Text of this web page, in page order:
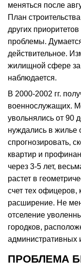
меняться после
План
других
проблемы.
действительное.
жилищной сфере за
наблюдается.
В 2000-2002 гг.
военнослужащих.
увольнялись от 90
нуждались в жилье
спрогнозировать,
квартир и
через 3-5 лет,
растет в
счет тех офицеров,
расширение. Не
отселение
городков,
административных
ПРОБЛЕМА